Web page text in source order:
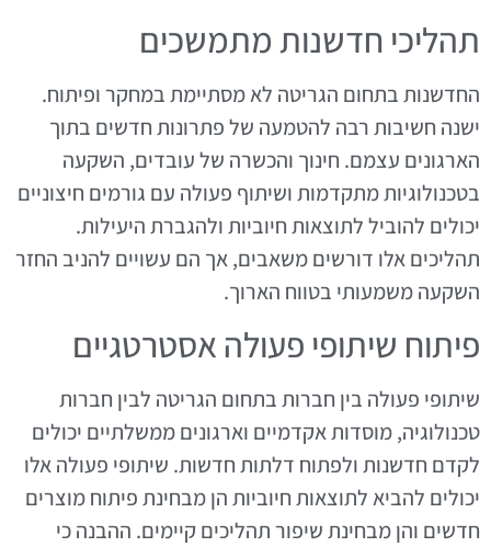
תהליכי חדשנות מתמשכים
החדשנות בתחום הגריטה לא מסתיימת במחקר ופיתוח.
ישנה חשיבות רבה להטמעה של פתרונות חדשים בתוך
הארגונים עצמם. חינוך והכשרה של עובדים, השקעה
בטכנולוגיות מתקדמות ושיתוף פעולה עם גורמים חיצוניים
יכולים להוביל לתוצאות חיוביות ולהגברת היעילות.
תהליכים אלו דורשים משאבים, אך הם עשויים להניב החזר
השקעה משמעותי בטווח הארוך.
פיתוח שיתופי פעולה אסטרטגיים
שיתופי פעולה בין חברות בתחום הגריטה לבין חברות
טכנולוגיה, מוסדות אקדמיים וארגונים ממשלתיים יכולים
לקדם חדשנות ולפתוח דלתות חדשות. שיתופי פעולה אלו
יכולים להביא לתוצאות חיוביות הן מבחינת פיתוח מוצרים
חדשים והן מבחינת שיפור תהליכים קיימים. ההבנה כי